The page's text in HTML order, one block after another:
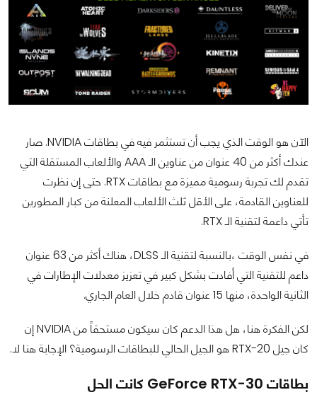
الآن هو الوقت الذي يجب أن تستثمر فيه في بطاقات NVIDIA. صار
عندك أكثر من 40 عنوان من عناوين الـ AAA والألعاب المستقلة التي
تقدم لك تجربة رسومية مميزة مع بطاقات RTX. حتى إن نظرت
للعناوين القادمة، على الأقل ثلث الألعاب المعلنة من كبار المطورين
تأتي داعمة لتقنية الـ RTX.
في نفس الوقت ،بالنسبة لتقنية الـ DLSS، هناك أكثر من 63 عنوان
داعم للتقنية التي أفادت بشكل كبير في تعزيز معدلات الإطارات في
الثانية الواحدة، منها 15 عنوان قادم خلال العام الجاري.
لكن الفكرة هنا، هل هذا الدعم كان سيكون مستحقاً من NVIDIA إن
كان جيل RTX-20 هو الجيل الحالي للبطاقات الرسومية؟ الإجابة هنا لا.
بطاقات GeForce RTX-30 كانت الحل